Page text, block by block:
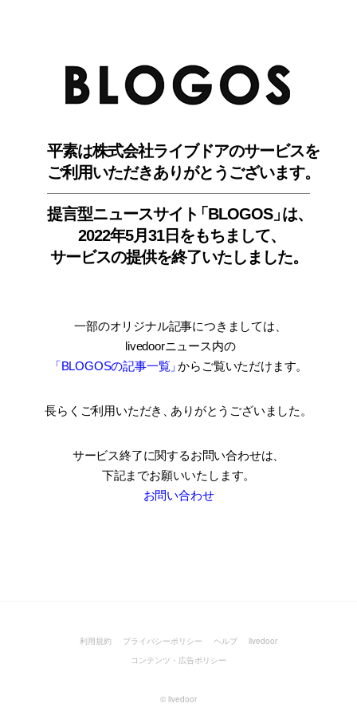
平素は株式会社ライブドアのサービスを
ご利用いただきありがとうございます。
提言型ニュースサイ ト「BLOGOS」は、
2022年5月31日をもちまして、
サービスの提供を終了いたしました。
一部のオリジナル記事につきましては
livedoorニュース内の
「BLOGOSの記事一覧」からご覧いただけます。
長らくご利用いただき ありがとうございました。
サービス終了に関するお問い合わせは、
下記までお願いいたします。
お問い合わせ
利用規約 プライバシーポリシー ヘルプ
livedoor
コンテンツ・広告ポリシー
© livedoor